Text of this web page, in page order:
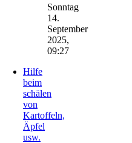
Beitrag
Sonntag
14.
September
2025,
09:27
Hilfe
beim
schälen
von
Kartoffeln,
Äpfel
usw.